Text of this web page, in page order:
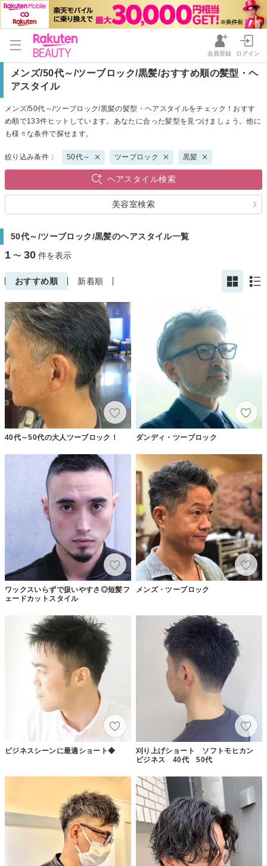
会員登録 ログイン
メンズ/50代～/ツーブロック/黒髪/おすすめ順の髪型・ヘ
アスタイル
メンズ/50代～/ツーブロック/黒髪の髪型・ヘアスタイルをチェック！おすす
め順で133件ヒットしています。あなたに合った髪型を見つけましょう。他に
も様々な条件で探せます。
絞り込み条件： 50代～ ツーブロック 黒髪
ヘアスタイル検索
美容室検索
50代～/ツーブロック/黒髪のヘアスタイル一覧
1 〜 30 件を表示
おすすめ順 新着順
40代～50代の大人ツーブロック！ ダンディ・ツーブロック
ワックスいらずで扱いやすさ◎短髪フ
ェードカットスタイル
メンズ・ツーブロック
ビジネスシーンに最適ショート◆
刈り上げショート ソフトモヒカン
ビジネス 40代 50代